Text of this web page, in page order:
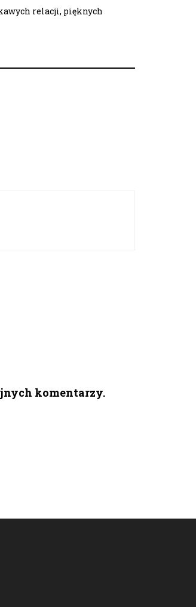
relacji, pięknych
komentarzy.